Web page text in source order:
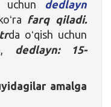
uchun
dedlayn
farq qiladi.
da oʻqish uchun
dedlayn: 15-
amalga